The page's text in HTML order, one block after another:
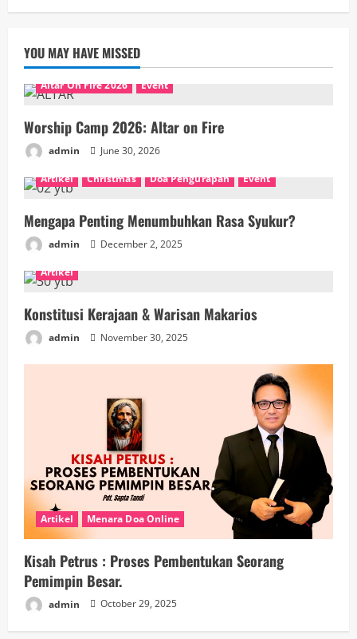
YOU MAY HAVE MISSED
Altar On Fire 2026 Event
Worship Camp 2026: Altar on Fire
admin June 30, 2026
Artikel Christmas Doa Pengurapan Event
Mengapa Penting Menumbuhkan Rasa Syukur?
admin December 2, 2025
Artikel
Konstitusi Kerajaan & Warisan Makarios
admin November 30, 2025
Artikel Menara Doa Online
Kisah Petrus : Proses Pembentukan Seorang
Pemimpin Besar.
admin October 29, 2025